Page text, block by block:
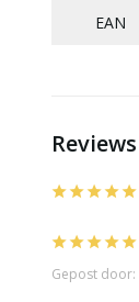
EAN
Reviews
Gepost door: